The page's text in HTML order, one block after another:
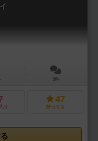
3件
り
47
持ってる